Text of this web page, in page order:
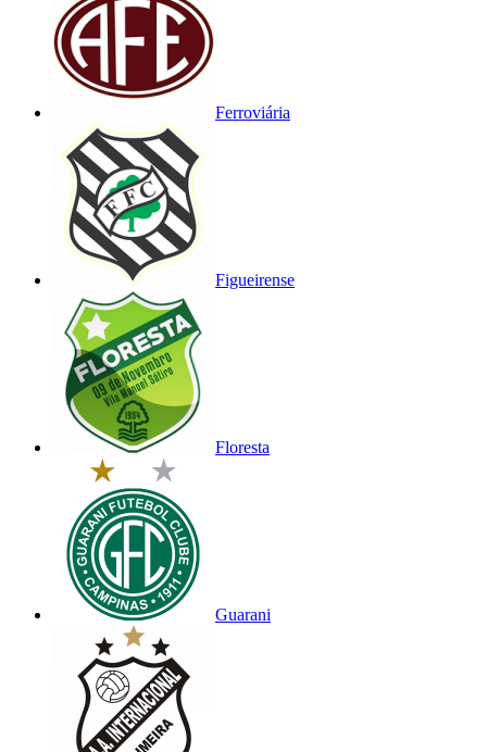
Ferroviária
Figueirense
Floresta
Guarani